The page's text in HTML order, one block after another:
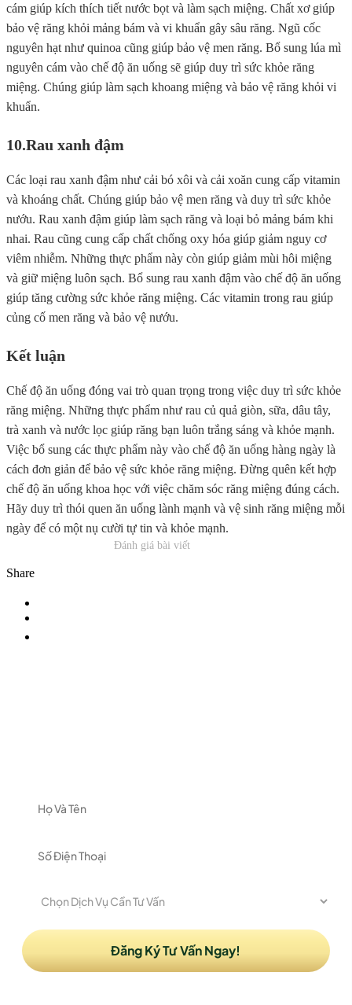
cám giúp kích thích tiết nước bọt và làm sạch miệng. Chất xơ giúp
bảo vệ răng khỏi mảng bám và vi khuẩn gây sâu răng. Ngũ cốc
nguyên hạt như quinoa cũng giúp bảo vệ men răng. Bổ sung lúa mì
nguyên cám vào chế độ ăn uống sẽ giúp duy trì sức khỏe răng
miệng. Chúng giúp làm sạch khoang miệng và bảo vệ răng khỏi vi
khuẩn.
10.Rau xanh đậm
Các loại rau xanh đậm như cải bó xôi và cải xoăn cung cấp vitamin
và khoáng chất. Chúng giúp bảo vệ men răng và duy trì sức khỏe
nướu. Rau xanh đậm giúp làm sạch răng và loại bỏ mảng bám khi
nhai. Rau cũng cung cấp chất chống oxy hóa giúp giảm nguy cơ
viêm nhiễm. Những thực phẩm này còn giúp giảm mùi hôi miệng
và giữ miệng luôn sạch. Bổ sung rau xanh đậm vào chế độ ăn uống
giúp tăng cường sức khỏe răng miệng. Các vitamin trong rau giúp
củng cố men răng và bảo vệ nướu.
Kết luận
Chế độ ăn uống đóng vai trò quan trọng trong việc duy trì sức khỏe
răng miệng. Những thực phẩm như rau củ quả giòn, sữa, dâu tây,
trà xanh và nước lọc giúp răng bạn luôn trắng sáng và khỏe mạnh.
Việc bổ sung các thực phẩm này vào chế độ ăn uống hàng ngày là
cách đơn giản để bảo vệ sức khỏe răng miệng. Đừng quên kết hợp
chế độ ăn uống khoa học với việc chăm sóc răng miệng đúng cách.
Hãy duy trì thói quen ăn uống lành mạnh và vệ sinh răng miệng mỗi
ngày để có một nụ cười tự tin và khỏe mạnh.
Đánh giá bài viết
Share